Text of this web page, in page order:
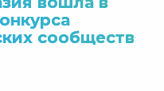
сообществ